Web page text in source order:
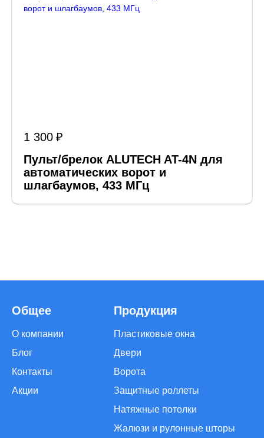
1 300
Пульт/брелок ALUTECH AT-4N для
автоматических ворот и
шлагбаумов, 433 МГц
Общее
О компании
Блог
Контакты
Акции
Продукция
Пластиковые окна
Двери
Ворота
Защитные роллеты
Натяжные потолки
Жалюзи и рулонные шторы